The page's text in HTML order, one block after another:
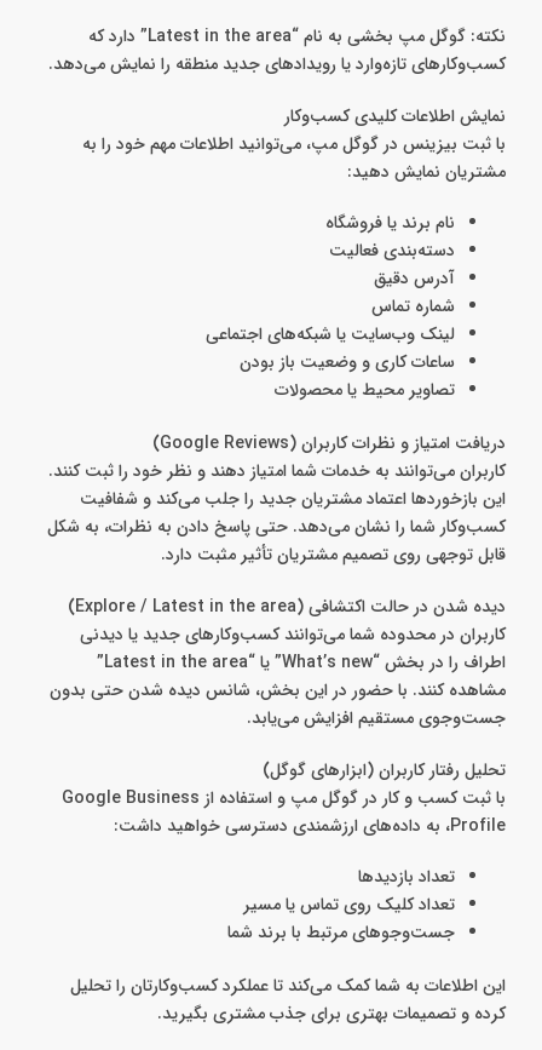
نکته: گوگل مپ بخشی به نام “Latest in the area” دارد که
کسب‌وکارهای تازه‌وارد یا رویدادهای جدید منطقه را نمایش می‌دهد.
نمایش اطلاعات کلیدی کسب‌وکار
با ثبت بیزینس در گوگل مپ، می‌توانید اطلاعات مهم خود را به
مشتریان نمایش دهید:
نام برند یا فروشگاه
دسته‌بندی فعالیت
آدرس دقیق
شماره تماس
لینک وب‌سایت یا شبکه‌های اجتماعی
ساعات کاری و وضعیت باز بودن
تصاویر محیط یا محصولات
دریافت امتیاز و نظرات کاربران (Google Reviews)
کاربران می‌توانند به خدمات شما امتیاز دهند و نظر خود را ثبت کنند.
این بازخوردها اعتماد مشتریان جدید را جلب می‌کند و شفافیت
کسب‌وکار شما را نشان می‌دهد. حتی پاسخ دادن به نظرات، به شکل
قابل توجهی روی تصمیم مشتریان تأثیر مثبت دارد.
دیده شدن در حالت اکتشافی (Explore / Latest in the area)
کاربران در محدوده شما می‌توانند کسب‌وکارهای جدید یا دیدنی
اطراف را در بخش “What’s new” یا “Latest in the area”
مشاهده کنند. با حضور در این بخش، شانس دیده شدن حتی بدون
جست‌وجوی مستقیم افزایش می‌یابد.
تحلیل رفتار کاربران (ابزارهای گوگل)
با ثبت کسب و کار در گوگل مپ و استفاده از Google Business
Profile، به داده‌های ارزشمندی دسترسی خواهید داشت:
تعداد بازدیدها
تعداد کلیک روی تماس یا مسیر
جست‌وجوهای مرتبط با برند شما
این اطلاعات به شما کمک می‌کند تا عملکرد کسب‌وکارتان را تحلیل
کرده و تصمیمات بهتری برای جذب مشتری بگیرید.